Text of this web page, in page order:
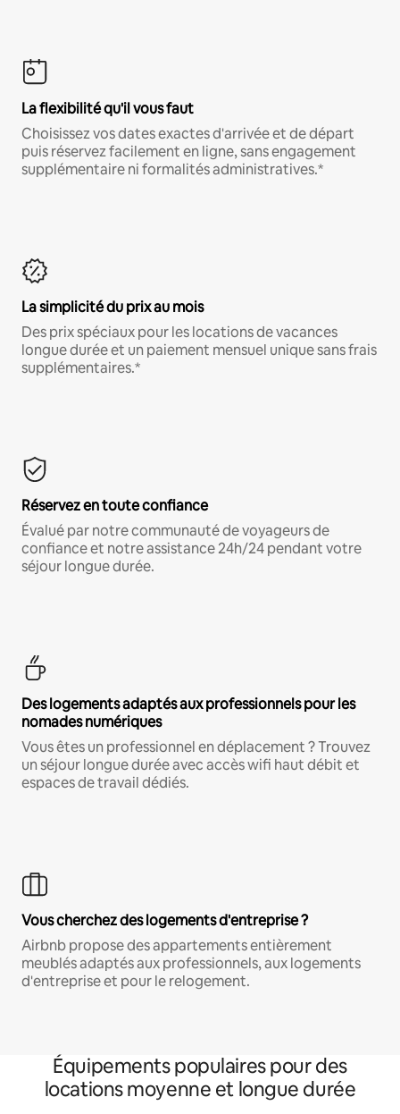
La flexibilité qu'il vous faut
Choisissez vos dates exactes d'arrivée et de départ
puis réservez facilement en ligne, sans engagement
supplémentaire ni formalités administratives.*
La simplicité du prix au mois
Des prix spéciaux pour les locations de vacances
longue durée et un paiement mensuel unique sans frais
supplémentaires.*
Réservez en toute confiance
Évalué par notre communauté de voyageurs de
confiance et notre assistance 24h/24 pendant votre
séjour longue durée.
Des logements adaptés aux professionnels pour les
nomades numériques
Vous êtes un professionnel en déplacement ? Trouvez
un séjour longue durée avec accès wifi haut débit et
espaces de travail dédiés.
Vous cherchez des logements d'entreprise ?
Airbnb propose des appartements entièrement
meublés adaptés aux professionnels, aux logements
d'entreprise et pour le relogement.
Équipements populaires pour des
locations moyenne et longue durée